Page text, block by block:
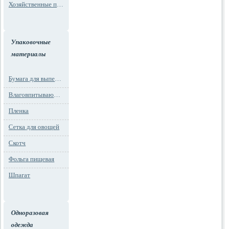
Хозяйственные пакеты
Упаковочные
материалы
Бумага для выпечки
Влаговпитывающие вкладыши
Пленка
Сетка для овощей
Скотч
Фольга пищевая
Шпагат
Одноразовая
одежда